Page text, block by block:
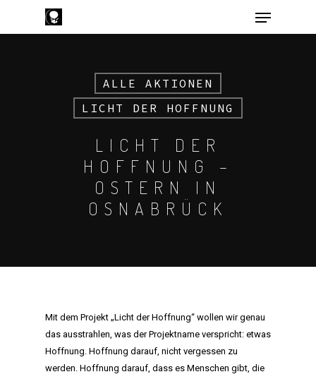
Hit enter to search or ESC to close
ALLE AKTIONEN
LICHT DER HOFFNUNG
LICHT DER
HOFFNUNG –
OSTERN IN
OSNABRÜCK
Mit dem Projekt „Licht der Hoffnung“ wollen wir genau
das ausstrahlen, was der Projektname verspricht: etwas
Hoffnung. Hoffnung darauf, nicht vergessen zu
werden. Hoffnung darauf, dass es Menschen gibt, die